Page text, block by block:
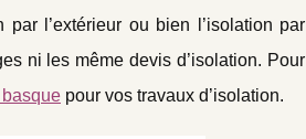
l’extérieur ou bien l’isolation par
ni les même devis d’isolation. Pour
pour vos travaux d’isolation.